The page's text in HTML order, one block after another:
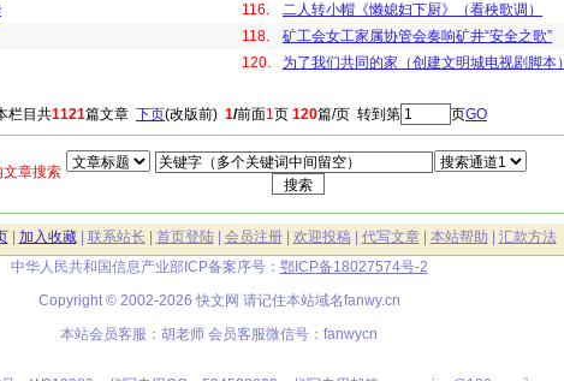
116.
二人转小帽《懒媳妇下厨》（看秧歌调）
118.
矿工会女工家属协管会奏响矿井“安全之歌”
120. 为了我们共同的家（创建文明城电视剧脚本）
栏目共1121篇文章 下页(改版前) 1/前面1页 120篇/页 转到第 页GO
文章搜索
| 加入收藏| 联系站长 首页登陆| 会员注册| 欢迎投稿 代写文章| 本站帮助
汇款方法
中华人民共和国信息产业部ICP备案序号： 鄂ICP备18027574号-2
Copyright © 2002-2026 快文网 请记住本站域名fanwy.cn
本站会员客服：胡老师 会员客服微信号：fanwycn